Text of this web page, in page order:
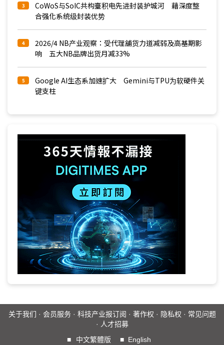
3
CoWoS与SoIC共构臺积电先进封装护城河 藉深度整
合强化系统级封装优势
4
2026/4 NB产业观察：受代理舖货力道减弱及高基期影
响 五大NB品牌出货月减33%
5
Google AI生态系加速扩大 Gemini与TPU为软硬件关
键支柱
关于我们 · 会员服务· 科技产业报订阅 · 著作权 · 隐私权 · 常见问题
· 人才招募
■
中文繁體版 ■ English